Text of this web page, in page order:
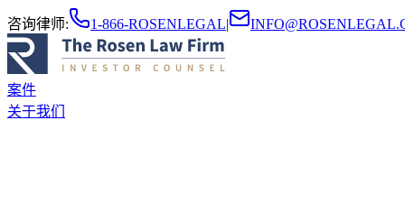
咨询律师: 1-866-ROSENLEGAL|
案件
关于我们